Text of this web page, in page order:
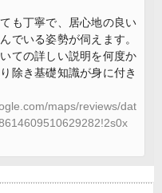
も丁寧で、居心地の良い
でいる姿勢が伺えます。
ての詳しい説明を何度か
除き基礎知識が身に付き
maps/reviews/dat